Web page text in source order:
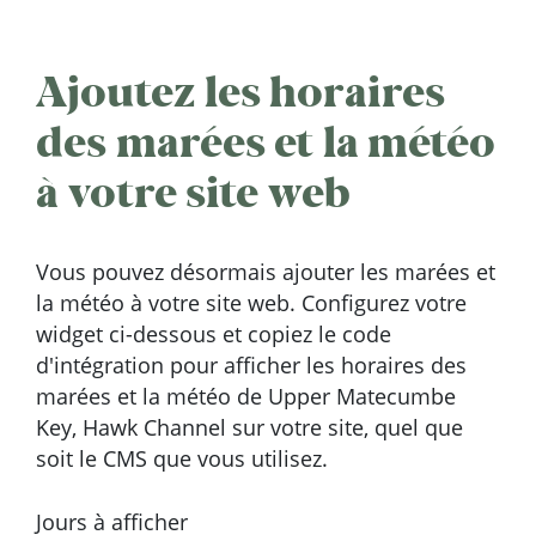
Ajoutez les horaires
des marées et la météo
à votre site web
Vous pouvez désormais ajouter les marées et
la météo à votre site web. Configurez votre
widget ci-dessous et copiez le code
d'intégration pour afficher les horaires des
marées et la météo de Upper Matecumbe
Key, Hawk Channel sur votre site, quel que
soit le CMS que vous utilisez.
Jours à afficher